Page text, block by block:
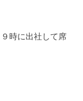
時に出社して席